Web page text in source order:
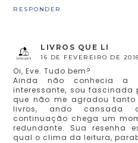
RESPONDER
LIVROS QUE LI
16 DE FEVEREIRO DE
Oi, Eve. Tudo bem?
Ainda não conhecia a
interessante, sou
que não me agradou
livros, ando cansada
continuação chega um
redundante. Sua resenha
qual o clima da leitura,